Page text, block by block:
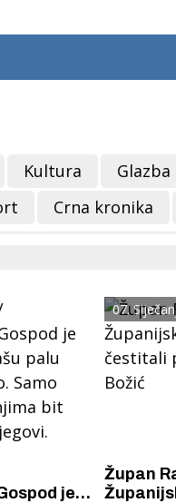
Kultura
Crna kronika
je
07.
Župan